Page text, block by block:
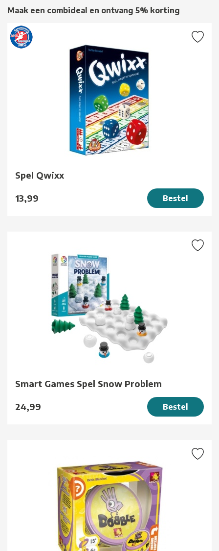
Maak een combideal en ontvang 5% korting
Spel Qwixx
13,99 Bestel
Smart Games Spel Snow Problem
24,99 Bestel